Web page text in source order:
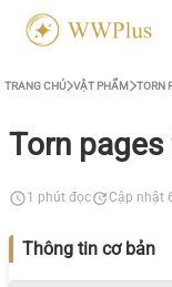
TRANG CHỦ VẬT PHẨM TORN
Torn
1 phút đọc Cập nhật
Thông tin cơ bản